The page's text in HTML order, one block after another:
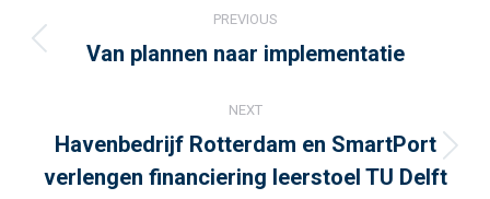
navigation
PREVIOUS
Previous
Van plannen naar implementatie
NEXT
Next
post:
Havenbedrijf Rotterdam en SmartPort
verlengen financiering leerstoel TU Delft